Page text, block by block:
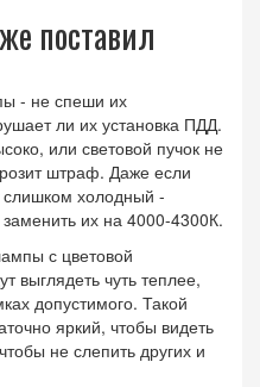
поставил
- не спеши их
ли их установка ПДД.
или световой пучок не
штраф. Даже если
холодный -
их на 4000-4300К.
с цветовой
выглядеть чуть теплее,
допустимого. Такой
яркий, чтобы видеть
не слепить других и